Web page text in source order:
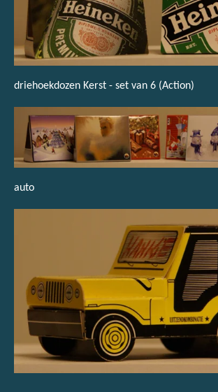
driehoekdozen Kerst - set van 6 (Action)
auto